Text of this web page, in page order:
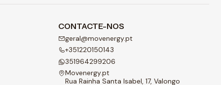
CONTACTE-NOS
geral@movenergy.pt
+351220150143
351964299206
Movenergy.pt
Rua Rainha Santa Isabel, 17, Valongo